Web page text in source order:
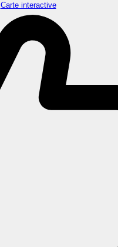
Carte interactive